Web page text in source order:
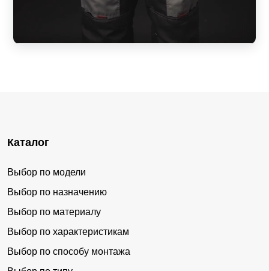
Каталог
Выбор по модели
Выбор по назначению
Выбор по материалу
Выбор по характеристикам
Выбор по способу монтажа